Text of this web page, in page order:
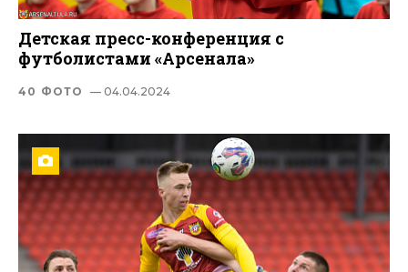
Детская пресс-конференция с
футболистами «Арсенала»
40 ФОТО — 04.04.2024